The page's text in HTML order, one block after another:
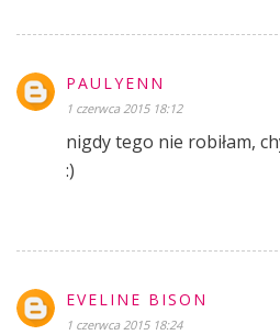
PAULYENN
1 czerwca 2015 18:12
nigdy tego nie robiłam,
:)
EVELINE BISON
1 czerwca 2015 18:24